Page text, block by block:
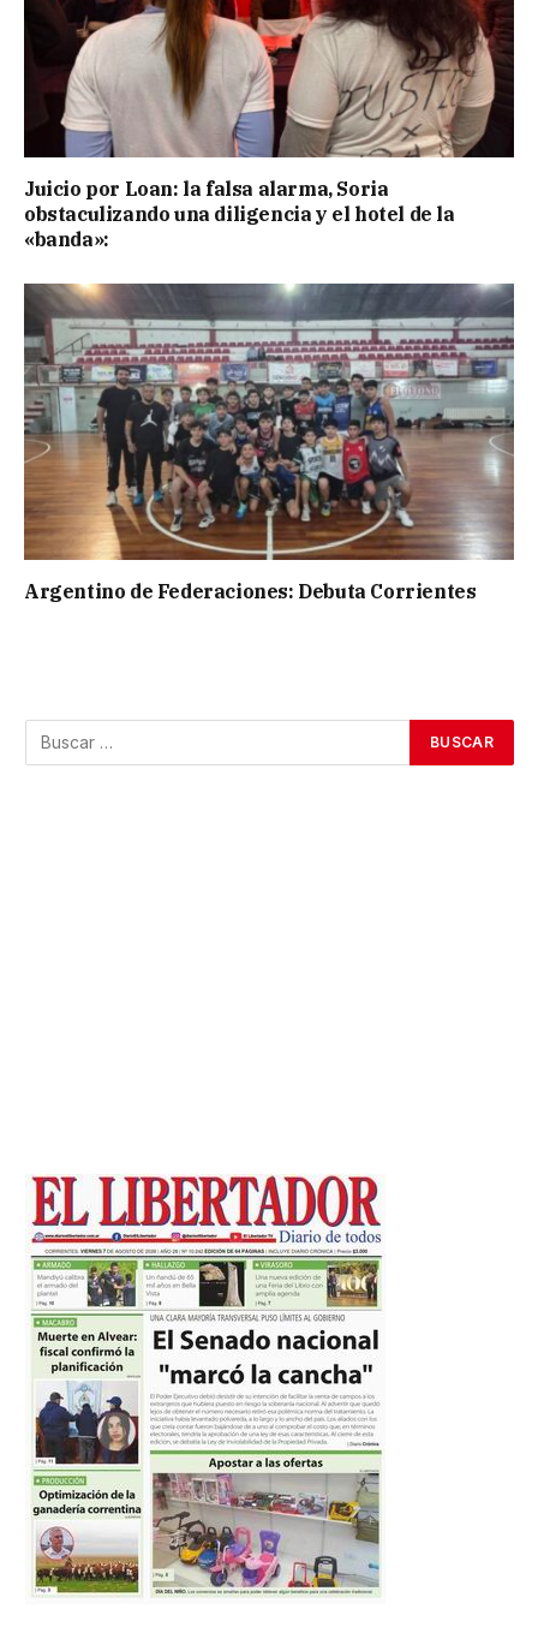
Juicio por Loan: la falsa alarma, Soria
obstaculizando una diligencia y el hotel de la
«banda»:
Argentino de Federaciones: Debuta Corrientes